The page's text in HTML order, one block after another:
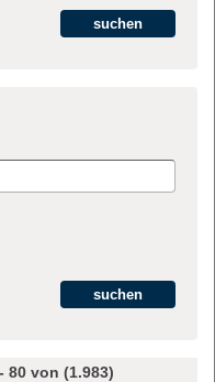
80 von (1.983)